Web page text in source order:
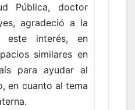
Pública, doctor
agradeció a la
este interés, en
similares en
para ayudar al
en cuanto al tema